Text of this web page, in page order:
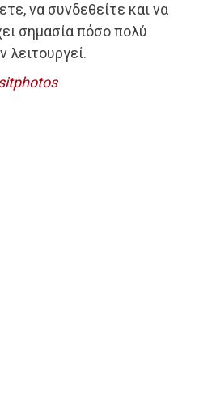
να συνδεθείτε και να
σημασία πόσο πολύ
λειτουργεί.